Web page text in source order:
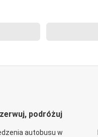
podróżuj
autobusu w